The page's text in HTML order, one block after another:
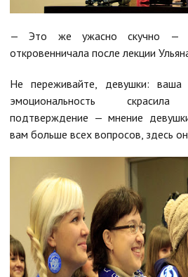
— Это же ужасно скучно —
откровенничала после лекции
Не переживайте, девушки: ваша
эмоциональность
подтверждение — мнение
вам больше всех вопросов, здесь